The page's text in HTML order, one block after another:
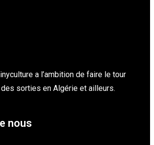
a l’ambition de faire le tour
sorties en Algérie et ailleurs.
nous